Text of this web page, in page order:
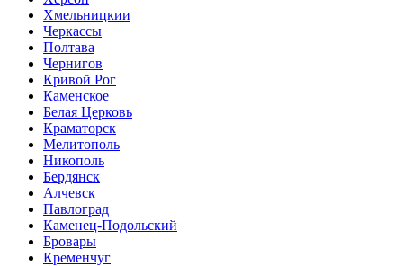
Хмельницкии
Черкассы
Полтава
Чернигов
Кривой Рог
Каменское
Белая Церковь
Краматорск
Мелитополь
Никополь
Бердянск
Алчевск
Павлоград
Каменец-Подольский
Бровары
Кременчуг